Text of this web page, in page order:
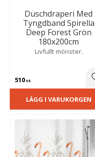
Duschdraperi Med
Tyngdband Spirella
Deep Forest Grön
180x200cm
Livfullt mönster.
510 KR
LÄGG I VARUKORGEN